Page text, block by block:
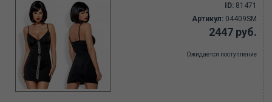
ID: 81471
Артикул: 04409SM
2447 руб.
Ожидается поступление